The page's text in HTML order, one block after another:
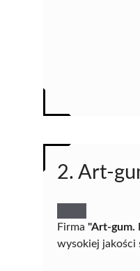
2. Art-
Firma "Art-gum.
wysokiej jakości